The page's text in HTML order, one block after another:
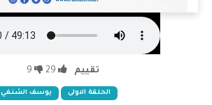
تقييم 29
9
الحلقة الاولى يوسف الشنفي